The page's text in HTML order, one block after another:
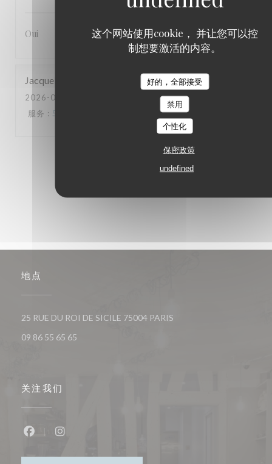
这个网站使用cookie， 并让您可以控
制想要激活的内容。
好的，全部接受
禁用
个性化
保密政策
undefined
Oui
Jacqueline
2026-07-18
服务 : 5 质价比: 5/5
3
地点
25 RUE DU ROI DE SICILE 75004 PARIS
09 86 55 65 65
关注我们